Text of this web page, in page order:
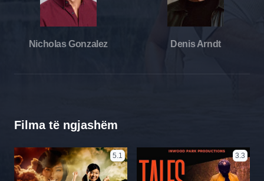
Nicholas Gonzalez Denis Arndt
Filma të ngjashëm
5.1 3.3